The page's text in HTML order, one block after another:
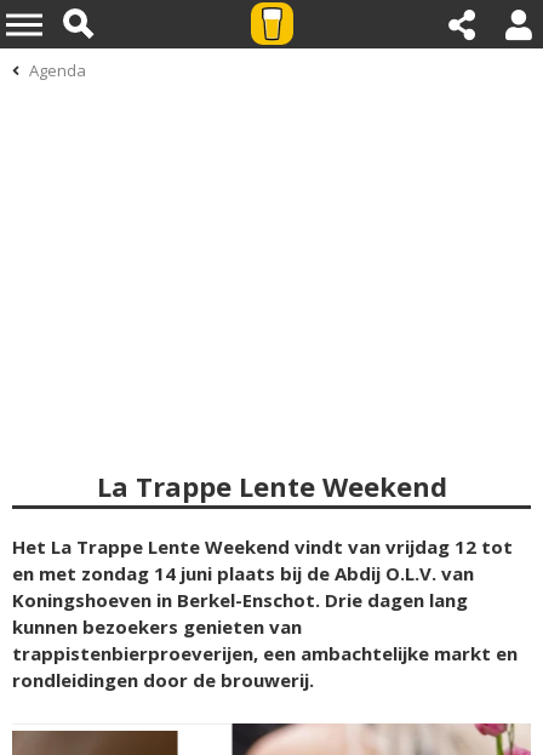
Agenda
La Trappe Lente Weekend
Het La Trappe Lente Weekend vindt van vrijdag 12 tot
en met zondag 14 juni plaats bij de Abdij O.L.V. van
Koningshoeven in Berkel-Enschot. Drie dagen lang
kunnen bezoekers genieten van
trappistenbierproeverijen, een ambachtelijke markt en
rondleidingen door de brouwerij.